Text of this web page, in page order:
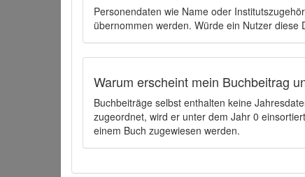
Personendaten wie Name oder
übernommen werden. Würde ein Nutzer
Warum erscheint mein Buchbeitrag
Buchbeiträge selbst enthalten keine
zugeordnet, wird er unter dem Jahr 0
einem Buch zugewiesen werden.